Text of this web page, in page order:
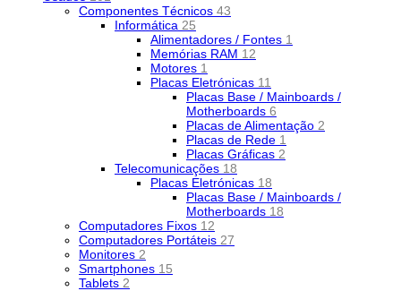
Componentes Técnicos 43
Informática 25
Alimentadores / Fontes 1
Memórias RAM 12
Motores 1
Placas Eletrónicas 11
Placas Base / Mainboards /
Motherboards 6
Placas de Alimentação 2
Placas de Rede 1
Placas Gráficas 2
Telecomunicações 18
Placas Eletrónicas 18
Placas Base / Mainboards /
Motherboards 18
Computadores Fixos 12
Computadores Portáteis 27
Monitores 2
Smartphones 15
Tablets 2